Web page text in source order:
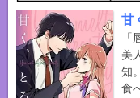
甘
美
知
食